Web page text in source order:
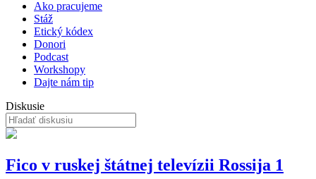
Ako pracujeme
Stáž
Etický kódex
Donori
Podcast
Workshopy
Dajte nám tip
Diskusie
Fico v ruskej štátnej televízii Rossija 1